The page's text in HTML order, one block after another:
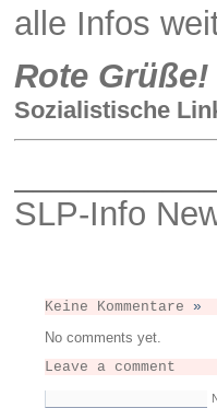
alle Infos
Rote Grüße!
Sozialistische
SLP-Info
Keine Kommentare »
No comments yet.
Leave a comment